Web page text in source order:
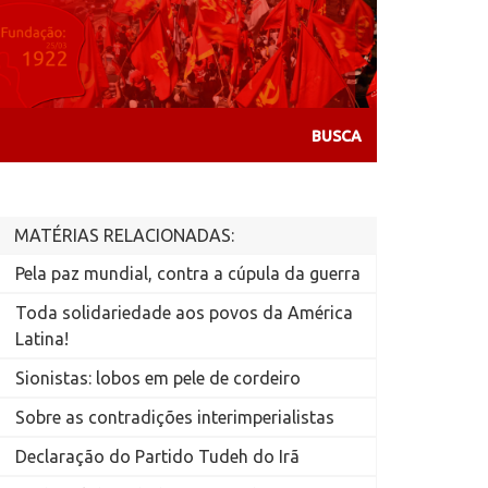
MATÉRIAS RELACIONADAS:
Pela paz mundial, contra a cúpula da guerra
Toda solidariedade aos povos da América
Latina!
Sionistas: lobos em pele de cordeiro
Sobre as contradições interimperialistas
Declaração do Partido Tudeh do Irã